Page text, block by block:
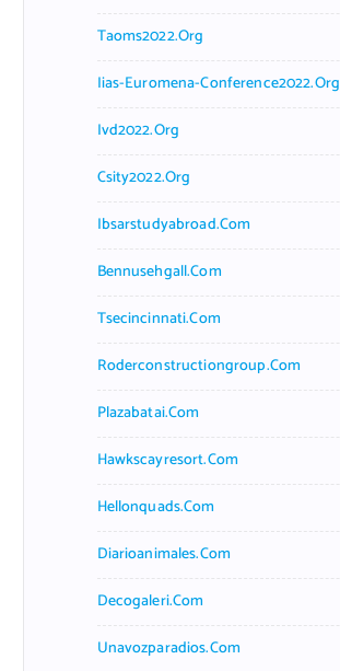
Taoms2022.org
Iias-Euromena-Conference2022.org
Ivd2022.org
Csity2022.org
Ibsarstudyabroad.com
Bennusehgall.com
Tsecincinnati.com
Roderconstructiongroup.com
Plazabatai.com
Hawkscayresort.com
Hellonquads.com
Diarioanimales.com
Decogaleri.com
Unavozparadios.com